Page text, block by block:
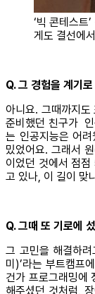
‘빅 콘테스트
게도 결선에
Q. 그 경험을 계기
아니요. 그때까지도
준비했던 친구가
는 인공지능은 어
밌었어요. 그래서
이었던 것에서 점
고 있나, 이 길이 맞
Q. 그때 또 기로에
그 고민을 해결하
미)’라는 부트캠프
건가 프로그래밍에
해주셨던 것처럼,